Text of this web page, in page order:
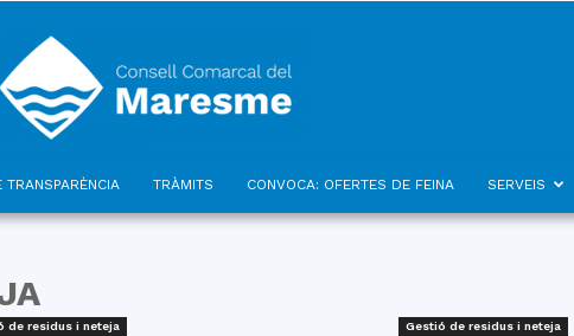
TRANSPARÈNCIA TRÀMITS CONVOCA: OFERTES DE FEINA SERVEIS
de residus i neteja Gestió de residus i neteja